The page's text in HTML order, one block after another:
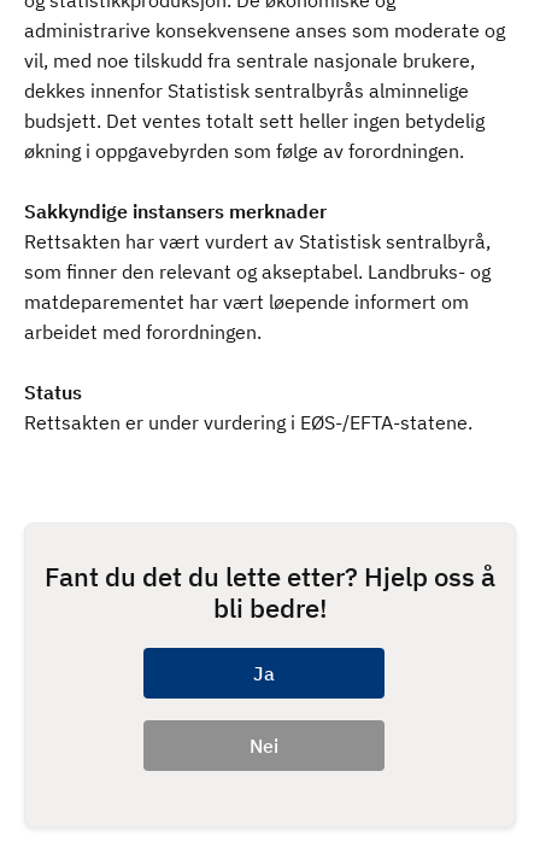
administrarive konsekvensene anses som moderate og
vil, med noe tilskudd fra sentrale nasjonale brukere,
dekkes innenfor Statistisk sentralbyrås alminnelige
budsjett. Det ventes totalt sett heller ingen betydelig
økning i oppgavebyrden som følge av forordningen.
Sakkyndige instansers merknader
Rettsakten har vært vurdert av Statistisk sentralbyrå,
som finner den relevant og akseptabel. Landbruks- og
matdeparementet har vært løepende informert om
arbeidet med forordningen.
Status
Rettsakten er under vurdering i EØS-/EFTA-statene.
Fant du det du lette etter? Hjelp oss å
bli bedre!